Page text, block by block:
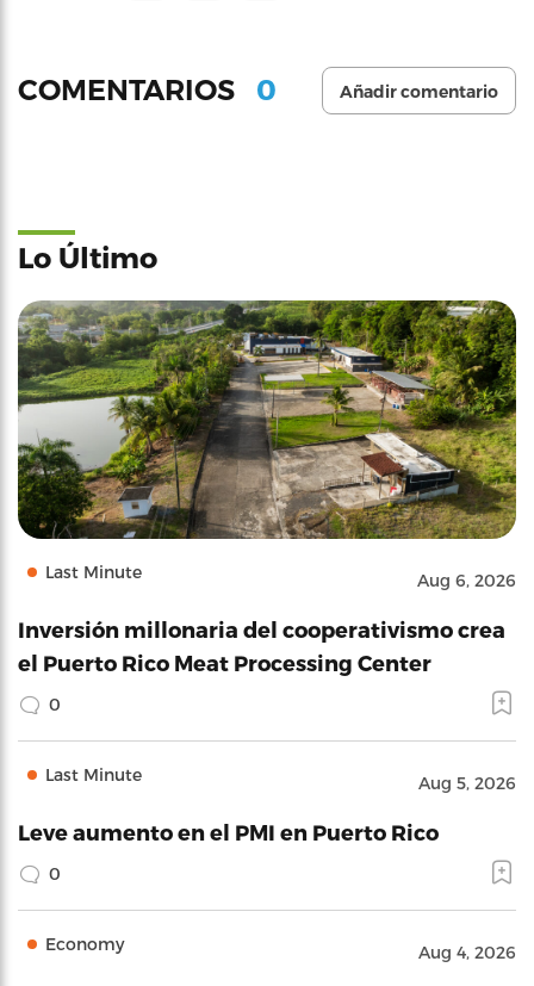
COMENTARIOS 0 Añadir comentario
Lo Último
Last Minute Aug 6, 2026
Inversión millonaria del cooperativismo crea
el Puerto Rico Meat Processing Center
0
Last Minute Aug 5, 2026
Leve aumento en el PMI en Puerto Rico
0
Economy Aug 4, 2026